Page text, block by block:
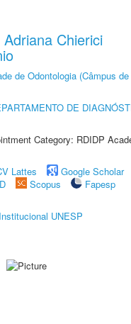
Chierici
de Odontologia (Câmpus de
DE
Category: RDIDP
Lattes
Google Scholar
Scopus
Fapesp
UNESP